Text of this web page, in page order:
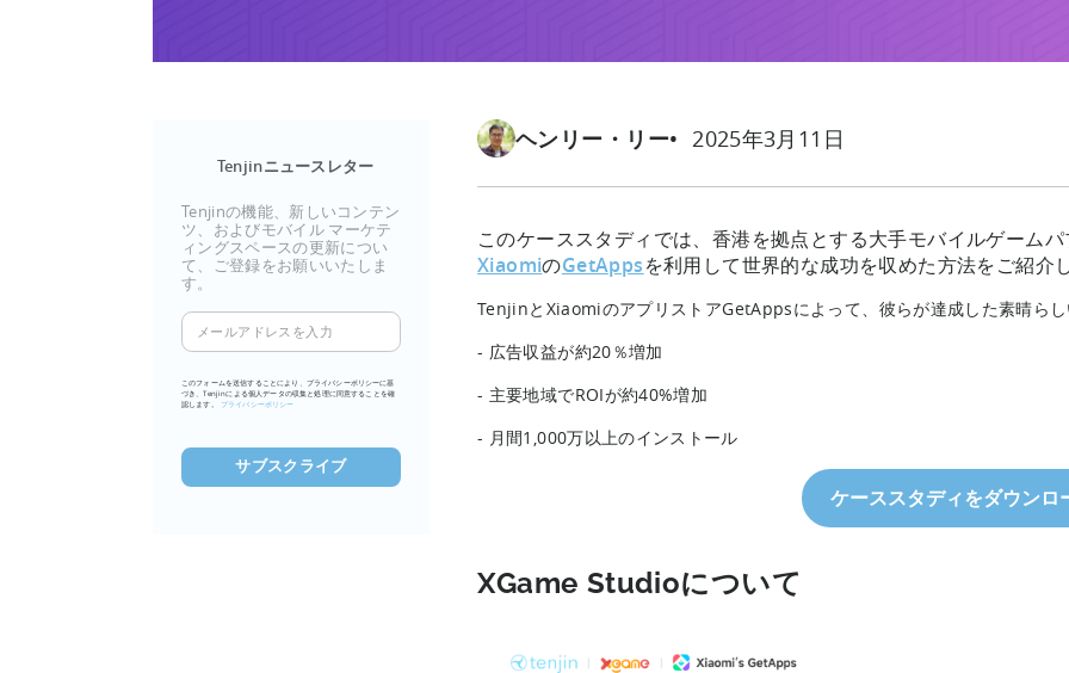
Tenjinニュースレター
Tenjinの機能、新しいコンテン
ツ、およびモバイル マーケテ
ィングスペースの更新につい
て、ご登録をお願いいたしま
す。
メ
ー
ル
ア
レ
ス
このフォームを送信することにより、プライバシーポリシーに基
づき、Tenjinによる個人データの収集と処理に同意することを確
認します。 プライバシーポリシー
ヘンリー・リー 2025年3月11日
このケーススタディでは、香港を拠点とする大手モバイルゲーム
XiaomiのGetAppsを利用して世界的な成功を収めた方法をご紹介
TenjinとXiaomiのアプリストアGetAppsによって、彼らが達成した素晴ら
- 広告収益が約20％増加
- 主要地域でROIが約40%増加
- 月間1,000万以上のインストール
ケーススタディをダウンロ
XGame Studioについて